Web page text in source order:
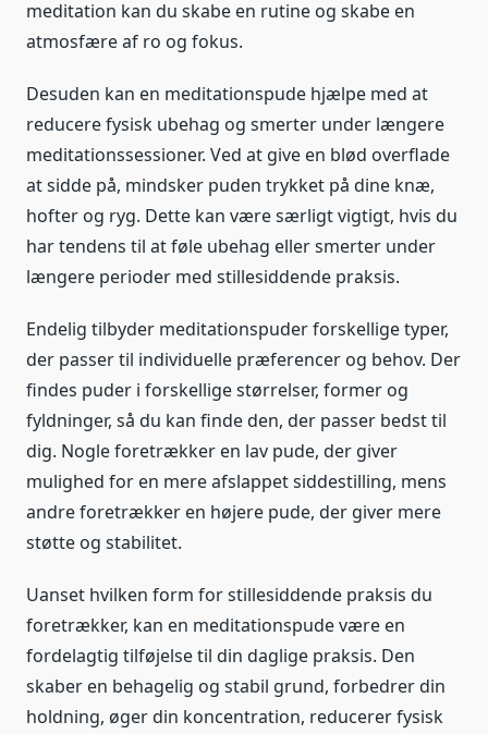
meditation kan du skabe en rutine og skabe en
atmosfære af ro og fokus.
Desuden kan en meditationspude hjælpe med at
reducere fysisk ubehag og smerter under længere
meditationssessioner. Ved at give en blød overflade
at sidde på, mindsker puden trykket på dine knæ,
hofter og ryg. Dette kan være særligt vigtigt, hvis du
har tendens til at føle ubehag eller smerter under
længere perioder med stillesiddende praksis.
Endelig tilbyder meditationspuder forskellige typer,
der passer til individuelle præferencer og behov. Der
findes puder i forskellige størrelser, former og
fyldninger, så du kan finde den, der passer bedst til
dig. Nogle foretrækker en lav pude, der giver
mulighed for en mere afslappet siddestilling, mens
andre foretrækker en højere pude, der giver mere
støtte og stabilitet.
Uanset hvilken form for stillesiddende praksis du
foretrækker, kan en meditationspude være en
fordelagtig tilføjelse til din daglige praksis. Den
skaber en behagelig og stabil grund, forbedrer din
holdning, øger din koncentration, reducerer fysisk